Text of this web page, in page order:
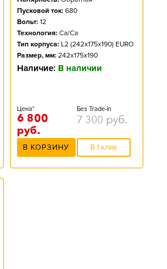
Пусковой ток: 680
Вольт: 12
Технология: Ca/Ca
Тип корпуса: L2 (242x175x190) EURO
Размер, мм: 242x175x190
Наличие: В наличии
Цена*
6 800
руб.
Без Trade-in
7 300 руб.
В КОРЗИНУ В 1 клик